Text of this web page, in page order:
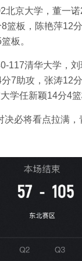
北京大学，董一
篮板，陈艳萍12
板。
117清华大学，
7助攻，张涛12
学任新颖14分4篮
决必将看点拉满